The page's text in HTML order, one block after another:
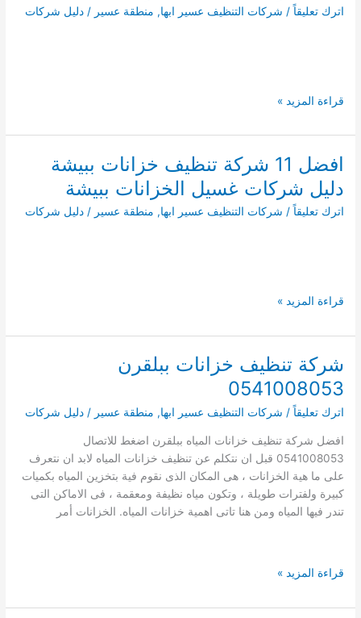
اترك تعليقاً / شركات التنظيف عسير ابها, منطقة عسير /دليل شركات
افضل
شركة
تنظيف
خزانات
بتثليث
دليل
قراءة المزيد »
افضل 11 شركة تنظيف خزانات ببيشة
دليل شركات غسيل الخزانات ببيشة
اترك تعليقاً / شركات التنظيف عسير ابها, منطقة عسير /دليل شركات
افضل
شركة
تنظيف
خزانات
ببيشة
دليل
غسيل
الخزانات
ببيشة
قراءة المزيد »
شركة تنظيف خزانات ببلقرن
0541008053
اترك تعليقاً / شركات التنظيف عسير ابها, منطقة عسير /دليل شركات
افضل شركة تنظيف خزانات المياه ببلقرن اضغط للاتصال
0541008053 قبل ان نتكلم عن تنظيف خزانات المياه لابد ان نتعرف
على ما هية الخزانات ، هى المكان الذى نقوم فية بتخزين المياه بكميات
كبيرة ولفترات طويلة ، وتكون مياه نظيفة ومعقمة ، فى الاماكن التى
تندر فيها المياه ومن هنا تاتى اهمية خزانات المياه. الخزانات أمر
شركة
خزانات
قراءة المزيد »